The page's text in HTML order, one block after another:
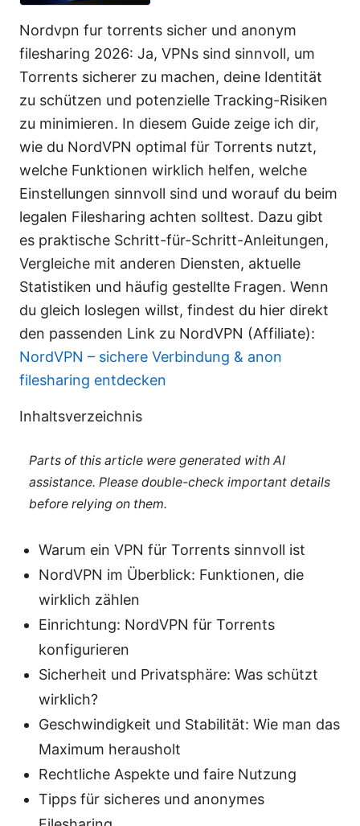
Nordvpn fur torrents sicher und anonym
filesharing 2026: Ja, VPNs sind sinnvoll, um
Torrents sicherer zu machen, deine Identität
zu schützen und potenzielle Tracking-Risiken
zu minimieren. In diesem Guide zeige ich dir,
wie du NordVPN optimal für Torrents nutzt,
welche Funktionen wirklich helfen, welche
Einstellungen sinnvoll sind und worauf du beim
legalen Filesharing achten solltest. Dazu gibt
es praktische Schritt-für-Schritt-Anleitungen,
Vergleiche mit anderen Diensten, aktuelle
Statistiken und häufig gestellte Fragen. Wenn
du gleich loslegen willst, findest du hier direkt
den passenden Link zu NordVPN (Affiliate):
NordVPN – sichere Verbindung & anon
filesharing entdecken
Inhaltsverzeichnis
Parts of this article were generated with AI
assistance. Please double-check important details
before relying on them.
Warum ein VPN für Torrents sinnvoll ist
NordVPN im Überblick: Funktionen, die
wirklich zählen
Einrichtung: NordVPN für Torrents
konfigurieren
Sicherheit und Privatsphäre: Was schützt
wirklich?
Geschwindigkeit und Stabilität: Wie man das
Maximum herausholt
Rechtliche Aspekte und faire Nutzung
Tipps für sicheres und anonymes